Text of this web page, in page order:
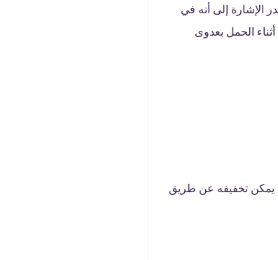
الإشارة إلى أنه في
الحمل بعدوى
يمكن تخفيفه عن طريق